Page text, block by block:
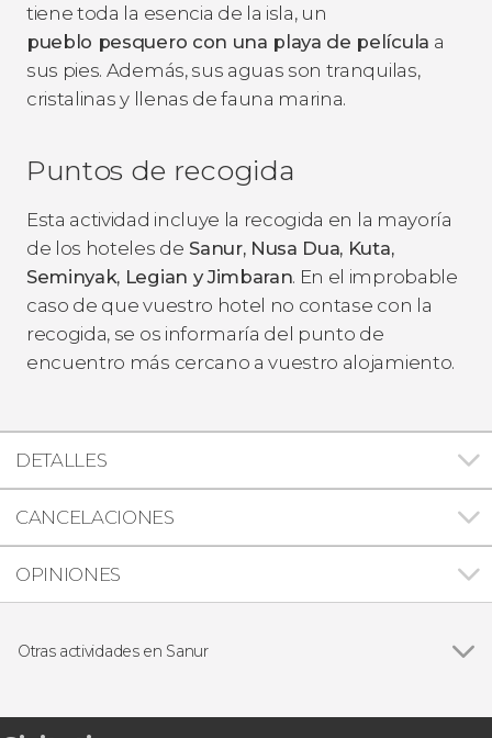
tiene toda la esencia de la isla, un
pueblo pesquero con una playa de película a
sus pies. Además, sus aguas son tranquilas,
cristalinas y llenas de fauna marina.
Puntos de recogida
Esta actividad incluye la recogida en la mayoría
de los hoteles de Sanur, Nusa Dua, Kuta,
Seminyak, Legian y Jimbaran. En el improbable
caso de que vuestro hotel no contase con la
recogida, se os informaría del punto de
encuentro más cercano a vuestro alojamiento.
DETALLES
CANCELACIONES
OPINIONES
Otras actividades en Sanur